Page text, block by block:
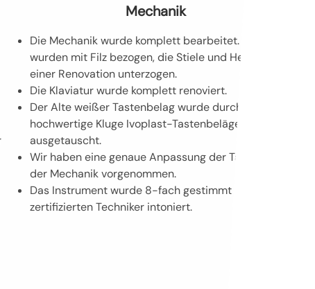
Mechanik
Die Mechanik wurde komplett bearbeitet. Die Hämmer
wurden mit Filz bezogen, die Stiele und Hebeglied
einer Renovation unterzogen.
Die Klaviatur wurde komplett renoviert.
Der Alte weißer Tastenbelag wurde durch neue,
hochwertige Kluge Ivoplast-Tastenbeläge
ausgetauscht.
Wir haben eine genaue Anpassung der Tastatur mit
der Mechanik vorgenommen.
Das Instrument wurde 8-fach gestimmt und von einem
zertifizierten Techniker intoniert.